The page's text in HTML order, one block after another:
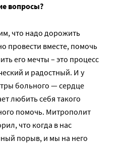
вопросы?
что надо дорожить
провести вместе, помочь
его мечты – это процесс
и радостный. И у
больного — сердце
любить себя такого
помочь. Митрополит
что когда в нас
порыв, и мы на него